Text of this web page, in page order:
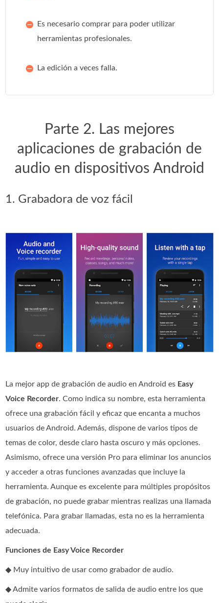
Es necesario comprar para poder utilizar
herramientas profesionales.
La edición a veces falla.
Parte 2. Las mejores
aplicaciones de grabación de
audio en dispositivos Android
1. Grabadora de voz fácil
La mejor app de grabación de audio en Android es Easy
Voice Recorder. Como indica su nombre, esta herramienta
ofrece una grabación fácil y eficaz que encanta a muchos
usuarios de Android. Además, dispone de varios tipos de
temas de color, desde claro hasta oscuro y más opciones.
Asimismo, ofrece una versión Pro para eliminar los anuncios
y acceder a otras funciones avanzadas que incluye la
herramienta. Aunque es excelente para múltiples propósitos
de grabación, no puede grabar mientras realizas una llamada
telefónica. Para grabar llamadas, esta no es la herramienta
adecuada.
Funciones de Easy Voice Recorder
◆ Muy intuitivo de usar como grabador de audio.
◆ Admite varios formatos de salida de audio entre los que